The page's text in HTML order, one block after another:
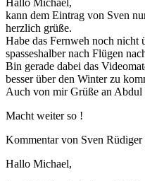
Hallo Michael,
kann dem Eintrag von Sven
herzlich grüße.
Habe das Fernweh noch nicht
spasseshalber nach Flügen
Bin gerade dabei das
besser über den Winter zu
Auch von mir Grüße an Abdul
Macht weiter so !
Kommentar von Sven Rüdiger
Hallo Michael,